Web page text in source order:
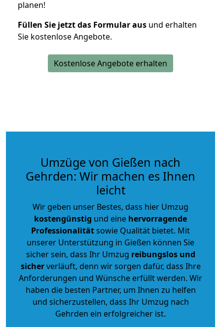
planen!
Füllen Sie jetzt das Formular aus und erhalten
Sie kostenlose Angebote.
Kostenlose Angebote erhalten
Umzüge von Gießen nach
Gehrden: Wir machen es Ihnen
leicht
Wir geben unser Bestes, dass hier Umzug
kostengünstig und eine hervorragende
Professionalitätsowie Qualität bietet. Mit
unserer Unterstützung in Gießen können Sie
sicher sein, dass Ihr Umzug reibungslos und
sicherverläuft, denn wir sorgen dafür, dass Ihre
Anforderungen und Wünsche erfüllt werden. Wir
haben die besten Partner, um Ihnen zu helfen
und sicherzustellen, dass Ihr Umzug nach
Gehrden ein erfolgreicher ist.